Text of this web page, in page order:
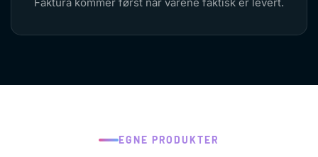
EGNE PRODUKTER